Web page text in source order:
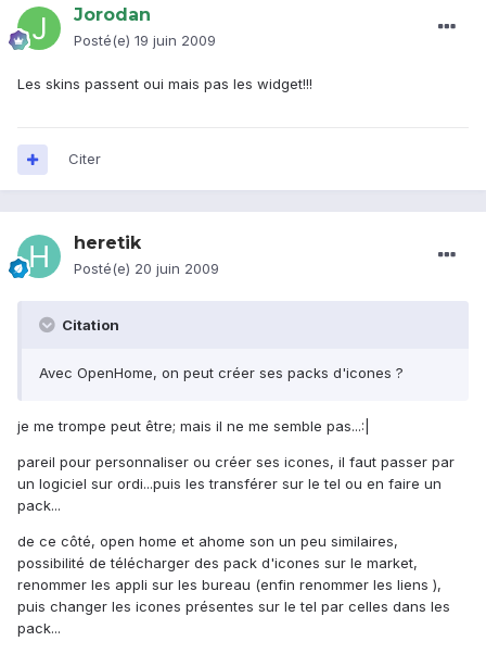
Jorodan
Posté(e) 19 juin 2009
Les skins passent oui mais pas les widget!!!
Citer
heretik
Posté(e) 20 juin 2009
Citation
Avec OpenHome, on peut créer ses packs d'icones ?
je me trompe peut être; mais il ne me semble pas...:|
pareil pour personnaliser ou créer ses icones, il faut passer par
un logiciel sur ordi...puis les transférer sur le tel ou en faire un
pack...
de ce côté, open home et ahome son un peu similaires,
possibilité de télécharger des pack d'icones sur le market,
renommer les appli sur les bureau (enfin renommer les liens ),
puis changer les icones présentes sur le tel par celles dans les
pack...